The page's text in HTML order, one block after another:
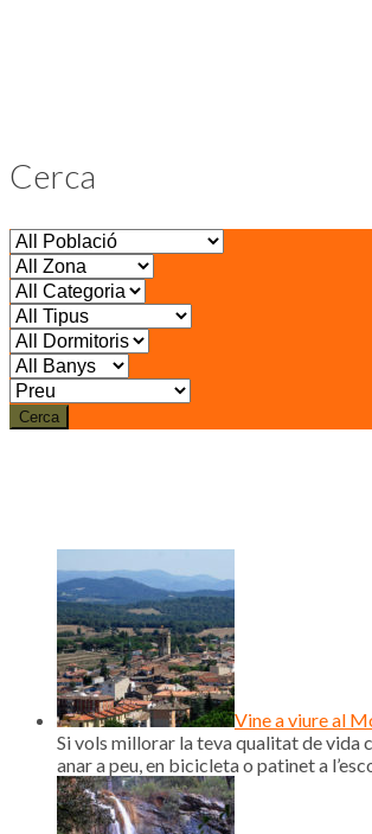
Cerca
Cerca
Vine a viure al
Si vols millorar la teva qualitat de vida
anar a peu, en bicicleta o patinet a